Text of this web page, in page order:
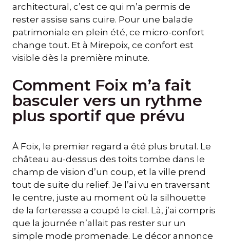
architectural, c’est ce qui m’a permis de
rester assise sans cuire. Pour une balade
patrimoniale en plein été, ce micro-confort
change tout. Et à Mirepoix, ce confort est
visible dès la première minute.
Comment Foix m’a fait
basculer vers un rythme
plus sportif que prévu
À Foix, le premier regard a été plus brutal. Le
château au-dessus des toits tombe dans le
champ de vision d’un coup, et la ville prend
tout de suite du relief. Je l’ai vu en traversant
le centre, juste au moment où la silhouette
de la forteresse a coupé le ciel. Là, j’ai compris
que la journée n’allait pas rester sur un
simple mode promenade. Le décor annonce